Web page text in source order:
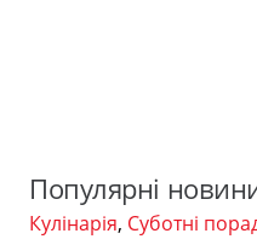
Популярні
Кулінарія, Суботні